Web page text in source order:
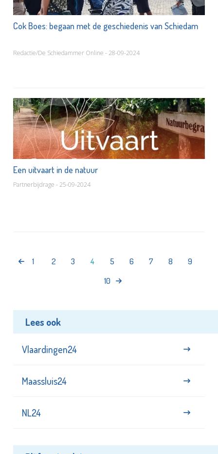
Cok Boes: begaan met de geschiedenis van Schiedam
Redactie/De Schiedammer Online - 28-09-2024
Een uitvaart in de natuur
Partnerbijdrage - 25-09-2024
1 2 3 4 5 6 7 8
9
10
Lees ook
Vlaardingen24
Maassluis24
NL24